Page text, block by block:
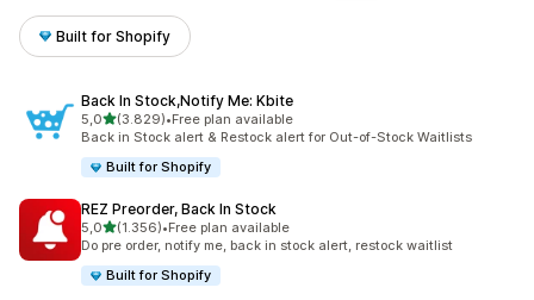
Built for Shopify
Back In Stock,Notify Me: Kbite
5,0de 5 estrelas
(3.829)
3829 total de avaliações
•Free plan available
Back in Stock alert & Restock alert for Out-of-Stock Waitlists
Built for Shopify
REZ Preorder, Back In Stock
5,0de 5 estrelas
(1.356)
1356 total de avaliações
•Free plan available
Do pre order, notify me, back in stock alert, restock waitlist
Built for Shopify